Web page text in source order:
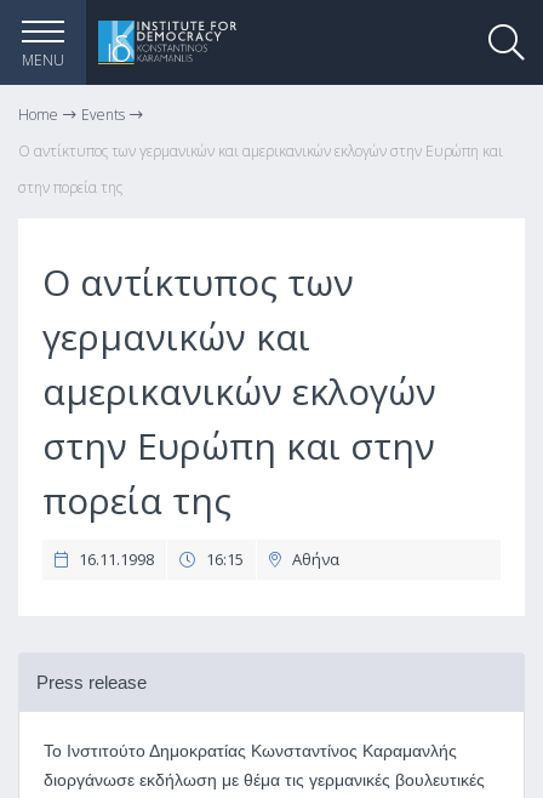
MENU
Home
Events
Ο αντίκτυπος των γερμανικών και αμερικανικών εκλογών στην Ευρώπη και
στην πορεία της
Ο αντίκτυπος των
γερμανικών και
αμερικανικών εκλογών
στην Ευρώπη και στην
πορεία της
16.11.1998 16:15 Αθήνα
Press release
Το Ινστιτούτο Δημοκρατίας Κωνσταντίνος Καραμανλής
διοργάνωσε εκδήλωση με θέμα τις γερμανικές βουλευτικές